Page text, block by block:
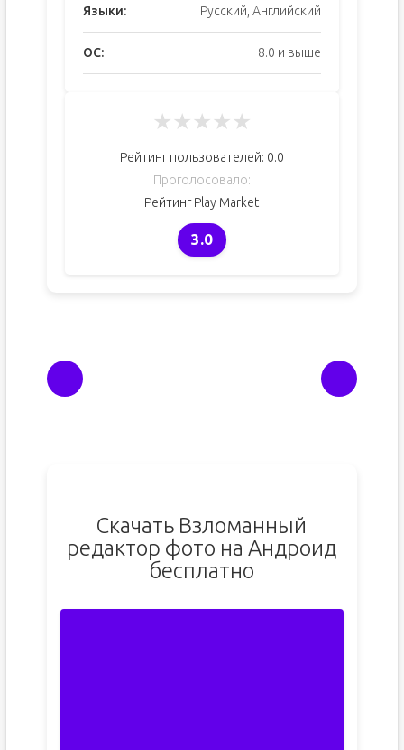
Языки: Русский, Английский
ОС: 8.0 и выше
★★★★★
Рейтинг пользователей: 0.0
Проголосовало:
Рейтинг Play Market
3.0
Скачать Взломанный
редактор фото на Андроид
бесплатно